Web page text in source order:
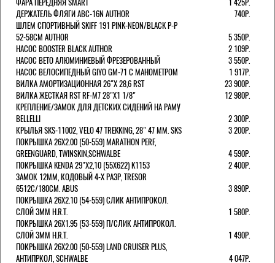
ДЕРЖАТЕЛЬ ФЛЯГИ ABC-16N AUTHOR
740Р.
ШЛЕМ СПОРТИВНЫЙ SKIFF 191 PINK-NEON/BLACK Р-Р
52-58СМ AUTHOR
5 350Р.
НАСОС BOOSTER BLACK AUTHOR
2 109Р.
НАСОС BETO АЛЮМИНИЕВЫЙ ФРЕЗЕРОВАННЫЙ
3 550Р.
НАСОС ВЕЛОСИПЕДНЫЙ GIYO GM-71 С МАНОМЕТРОМ
1 917Р.
ВИЛКА АМОРТИЗАЦИОННАЯ 26"Х 28,6 RST
23 900Р.
ВИЛКА ЖЕСТКАЯ RST RF-M7 28"Х1 1/8"
12 980Р.
КРЕПЛЕНИЕ/ЗАМОК ДЛЯ ДЕТСКИХ СИДЕНИЙ НА РАМУ
BELLELLI
2 300Р.
КРЫЛЬЯ SKS-11002, VELO 47 TREKKING, 28" 47 ММ. SKS
3 200Р.
ПОКРЫШКА 26X2.00 (50-559) MARATHON PERF,
GREENGUARD, TWINSKIN,SCHWALBE
4 590Р.
ПОКРЫШКА KENDA 29"Х2,10 (55X622) K1153
2 400Р.
ЗАМОК 12ММ, КОДОВЫЙ 4-Х РАЗР, TRESOR
6512C/180СМ. ABUS
3 890Р.
ПОКРЫШКА 26X2.10 (54-559) СЛИК АНТИПРОКОЛ.
СЛОЙ 3ММ H.R.T.
1 580Р.
ПОКРЫШКА 26X1.95 (53-559) П/СЛИК АНТИПРОКОЛ.
СЛОЙ 3ММ H.R.T.
1 490Р.
ПОКРЫШКА 26X2.00 (50-559) LAND CRUISER PLUS,
АНТИПРКОЛ, SCHWALBE
4 047Р.